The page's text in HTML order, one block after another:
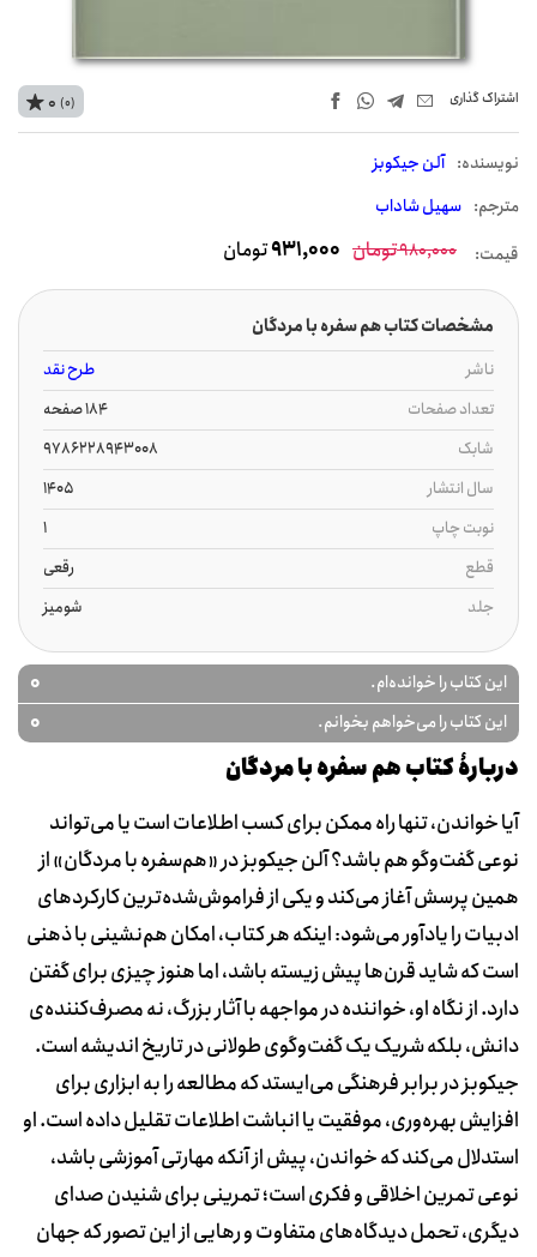
اشتراک‌ گذاری
نويسنده: آلن جیکوبز
مترجم: سهیل شاداب
0 (0)
قیمت: 980,000تومان 931,000تومان
مشخصات کتاب هم سفره با مردگان
ناشر
طرح نقد
تعداد صفحات
184 صفحه
شابک
9786228943008
سال انتشار
1405
نوبت چاپ
1
قطع
رقعی
جلد
شومیز
این کتاب را خوانده‌ام. 0
این کتاب را می‌خواهم بخوانم. 0
دربارۀ کتاب هم سفره با مردگان
آیا خواندن، تنها راه ممکن برای کسب اطلاعات است یا می‌تواند
نوعی گفت‌وگو هم باشد؟ آلن جیکوبز در «هم‌سفره با مردگان» از
همین پرسش آغاز می‌کند و یکی از فراموش‌شده‌ترین کارکردهای
ادبیات را یادآور می‌شود: اینکه هر کتاب، امکان هم‌نشینی با ذهنی
است که شاید قرن‌ها پیش زیسته باشد، اما هنوز چیزی برای گفتن
دارد. از نگاه او، خواننده در مواجهه با آثار بزرگ، نه مصرف‌کننده‌ی
دانش، بلکه شریک یک گفت‌وگوی طولانی در تاریخ اندیشه است.
جیکوبز در برابر فرهنگی می‌ایستد که مطالعه را به ابزاری برای
افزایش بهره‌وری، موفقیت یا انباشت اطلاعات تقلیل داده است. او
استدلال می‌کند که خواندن، پیش از آنکه مهارتی آموزشی باشد،
نوعی تمرین اخلاقی و فکری است؛ تمرینی برای شنیدن صدای
دیگری، تحمل دیدگاه‌های متفاوت و رهایی از این تصور که جهان